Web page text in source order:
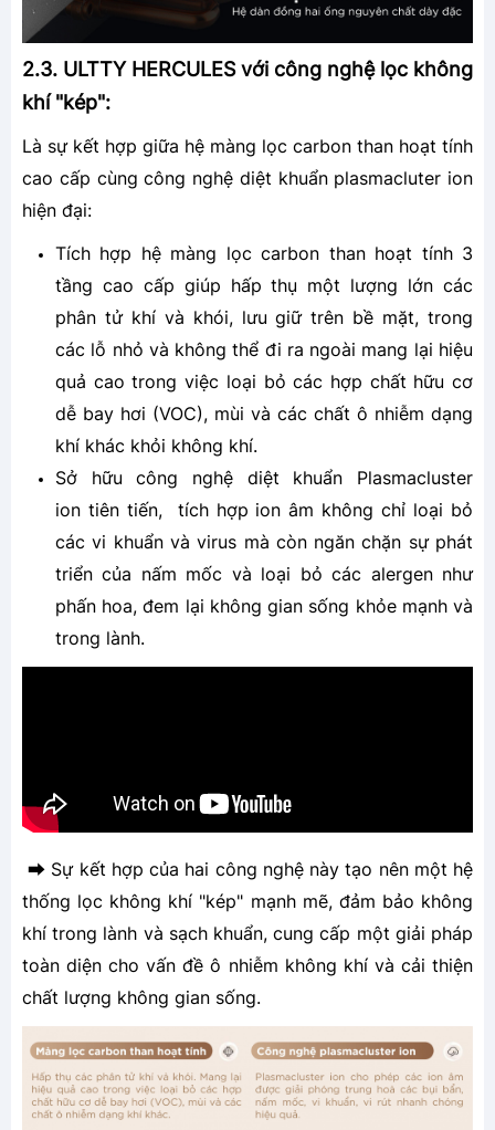
2.3. ULTTY HERCULES với công nghệ lọc không
khí "kép":
Là sự kết hợp giữa hệ màng lọc carbon than hoạt tính
cao cấp cùng công nghệ diệt khuẩn plasmacluter ion
hiện đại:
Tích hợp hệ màng lọc carbon than hoạt tính 3
tầng cao cấp giúp hấp thụ một lượng lớn các
phân tử khí và khói, lưu giữ trên bề mặt, trong
các lỗ nhỏ và không thể đi ra ngoài mang lại hiệu
quả cao trong việc loại bỏ các hợp chất hữu cơ
dễ bay hơi (VOC), mùi và các chất ô nhiễm dạng
khí khác khỏi không khí.
Sở hữu công nghệ diệt khuẩn Plasmacluster
ion tiên tiến, tích hợp ion âm không chỉ loại bỏ
các vi khuẩn và virus mà còn ngăn chặn sự phát
triển của nấm mốc và loại bỏ các alergen như
phấn hoa, đem lại không gian sống khỏe mạnh và
trong lành.
⮕ Sự kết hợp của hai công nghệ này tạo nên một hệ
thống lọc không khí "kép" mạnh mẽ, đảm bảo không
khí trong lành và sạch khuẩn, cung cấp một giải pháp
toàn diện cho vấn đề ô nhiễm không khí và cải thiện
chất lượng không gian sống.